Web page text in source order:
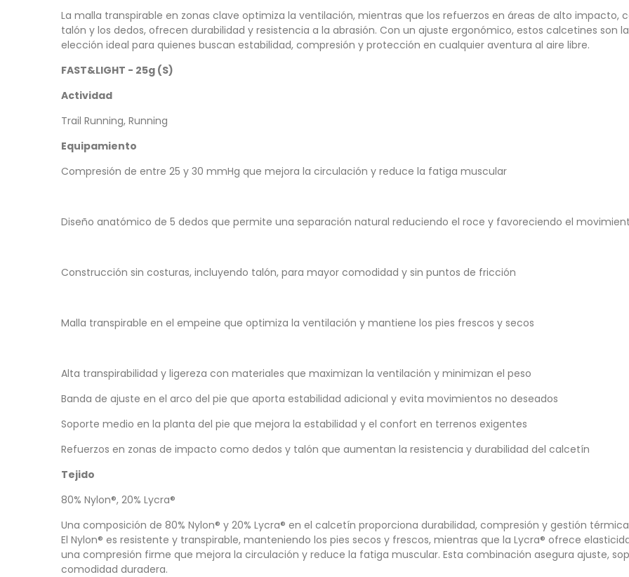
La malla transpirable en zonas clave optimiza la ventilación, mientras que los refuerzos en áreas de alto impacto,
talón y los dedos, ofrecen durabilidad y resistencia a la abrasión. Con un ajuste ergonómico, estos calcetines son la
elección ideal para quienes buscan estabilidad, compresión y protección en cualquier aventura al aire libre.
FAST&LIGHT - 25g (S)
Actividad
Trail Running, Running
Equipamiento
Compresión de entre 25 y 30 mmHg que mejora la circulación y reduce la fatiga muscular
Diseño anatómico de 5 dedos que permite una separación natural reduciendo el roce y favoreciendo el
Construcción sin costuras, incluyendo talón, para mayor comodidad y sin puntos de fricción
Malla transpirable en el empeine que optimiza la ventilación y mantiene los pies frescos y secos
Alta transpirabilidad y ligereza con materiales que maximizan la ventilación y minimizan el peso
Banda de ajuste en el arco del pie que aporta estabilidad adicional y evita movimientos no deseados
Soporte medio en la planta del pie que mejora la estabilidad y el confort en terrenos exigentes
Refuerzos en zonas de impacto como dedos y talón que aumentan la resistencia y durabilidad del calcetín
Tejido
80% Nylon®, 20% Lycra®
Una composición de 80% Nylon® y 20% Lycra® en el calcetín proporciona durabilidad, compresión y gestión
El Nylon® es resistente y transpirable, manteniendo los pies secos y frescos, mientras que la Lycra® ofrece
una compresión firme que mejora la circulación y reduce la fatiga muscular. Esta combinación asegura ajuste,
comodidad duradera.